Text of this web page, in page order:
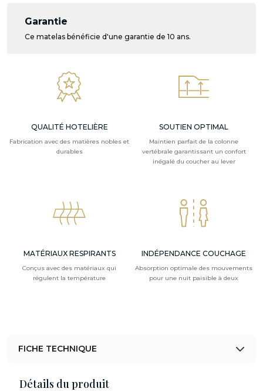
Garantie
Ce matelas bénéficie d'une garantie de 10 ans.
QUALITÉ HOTELIÈRE
Fabrication avec des matières nobles et
durables
SOUTIEN OPTIMAL
Maintien parfait de la colonne
vertébrale garantissant un confort
inégalé du coucher au lever
MATÉRIAUX RESPIRANTS
Conçus avec des matériaux qui
régulent la température
INDÉPENDANCE COUCHAGE
Absorption optimale des mouvements
pour une nuit paisible à deux
FICHE TECHNIQUE
Détails du produit